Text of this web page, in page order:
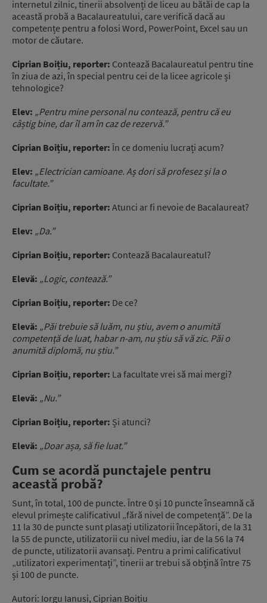
internetul zilnic, tinerii absolvenți de liceu au bătăi de cap la
această probă a Bacalaureatului, care verifică dacă au
competențe pentru a folosi Word, PowerPoint, Excel sau un
motor de căutare.
Ciprian Boițiu, reporter: Contează Bacalaureatul pentru tine
în ziua de azi, în special pentru cei de la licee agricole și
tehnologice?
Elev: „Pentru mine personal nu contează, pentru că eu
câștig bine, dar îl am în caz de rezervă.”
Ciprian Boițiu, reporter: În ce domeniu lucrați acum?
Elev: „Electrician camioane. Aș dori să profesez și la o
facultate.”
Ciprian Boițiu, reporter: Atunci ar fi nevoie de Bacalaureat?
Elev: „Da.”
Ciprian Boițiu, reporter: Contează Bacalaureatul?
Elevă: „Logic, contează.”
Ciprian Boițiu, reporter: De ce?
Elevă: „Păi trebuie să luăm, nu știu, avem o anumită
competență de luat, habar n-am, nu știu să vă zic. Păi o
anumită diplomă, nu știu.”
Ciprian Boițiu, reporter: La facultate vrei să mai mergi?
Elevă: „Nu.”
Ciprian Boițiu, reporter: Și atunci?
Elevă: „Doar așa, să fie luat.”
Cum se acordă punctajele pentru
această probă?
Sunt, în total, 100 de puncte. Între 0 și 10 puncte înseamnă că
elevul primește calificativul „fără nivel de competență”. De la
11 la 30 de puncte sunt plasați utilizatorii începători, de la 31
la 55 de puncte, utilizatorii cu nivel mediu, iar de la 56 la 74
de puncte, utilizatorii avansați. Pentru a primi calificativul
„utilizatori experimentați”, tinerii ar trebui să obțină între 75
și 100 de puncte.
Autori: Iorgu Ianusi, Ciprian Boițiu